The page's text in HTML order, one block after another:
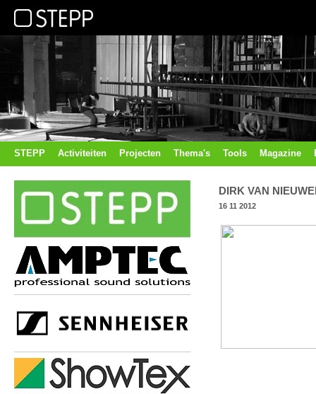
STEPP Activiteiten Projecten Thema's Tools Magazine
DIRK VAN
16 11 2012